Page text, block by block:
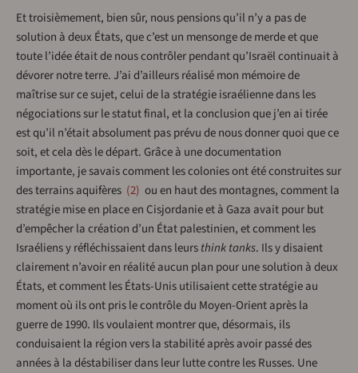
Et troisièmement, bien sûr, nous pensions qu’il n’y a pas de
solution à deux États, que c’est un mensonge de merde et que
toute l’idée était de nous contrôler pendant qu’Israël continuait à
dévorer notre terre. J’ai d’ailleurs réalisé mon mémoire de
maîtrise sur ce sujet, celui de la stratégie israélienne dans les
négociations sur le statut final, et la conclusion que j’en ai tirée
est qu’il n’était absolument pas prévu de nous donner quoi que ce
soit, et cela dès le départ. Grâce à une documentation
importante, je savais comment les colonies ont été construites sur
des terrains aquifères 2 ou en haut des montagnes, comment la
stratégie mise en place en Cisjordanie et à Gaza avait pour but
d’empêcher la création d’un État palestinien, et comment les
Israéliens y réfléchissaient dans leursthink tanks. Ils y disaient
clairement n’avoir en réalité aucun plan pour une solution à deux
États, et comment les États-Unis utilisaient cette stratégie au
moment où ils ont pris le contrôle du Moyen-Orient après la
guerre de 1990. Ils voulaient montrer que, désormais, ils
conduisaient la région vers la stabilité après avoir passé des
années à la déstabiliser dans leur lutte contre les Russes. Une